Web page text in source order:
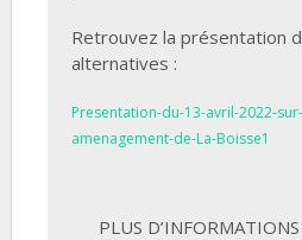
Retrouvez la présentation
alternatives :
Presentation-du-13-avril-2022-
amenagement-de-La-Boisse1
PLUS